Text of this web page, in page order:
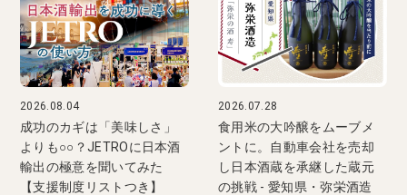
2026.08.04
成功のカギは「美味しさ」
よりも○○？JETROに日本酒
輸出の極意を聞いてみた
【支援制度リストつき】
2026.07.28
食用米の大吟醸をムーブメ
ントに。自動車会社を売却
し日本酒蔵を承継した蔵元
の挑戦 - 愛知県・弥栄酒造